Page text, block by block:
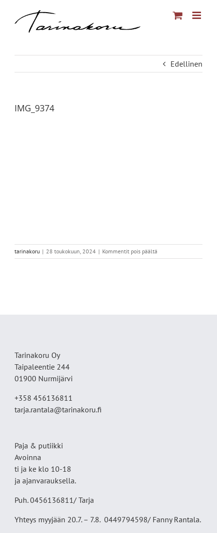
Edellinen
IMG_9374
tarinakoru | 28 toukokuun, 2024 | Kommentit pois päältä
IMG_9374
Tarinakoru Oy
Taipaleentie 244
01900 Nurmijärvi
+358 456136811
tarja.rantala@tarinakoru.fi
Paja & putiikki
Avoinna
ti ja ke klo 10-18
ja ajanvarauksella.
Puh. 0456136811/ Tarja
Yhteys myyjään 20.7. – 7.8. 0449794598/ Fanny Rantala.